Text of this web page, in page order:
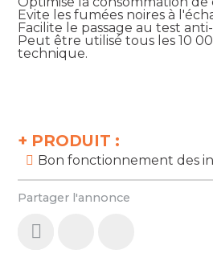
+ PRODUIT :
Bon fonctionnement des
Partager l'annonce
Evite les fumées noires à
Facilite le passage au test
Peut être utilisé tous les 10
technique.